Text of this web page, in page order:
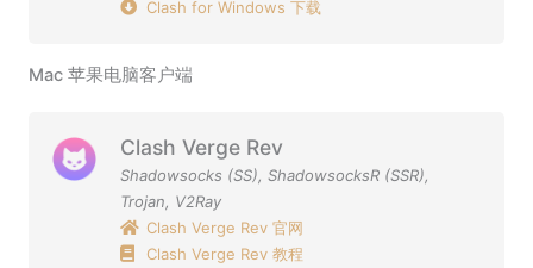
Clash for Windows 下载
Mac 苹果电脑客户端
Clash Verge Rev
Shadowsocks (SS), ShadowsocksR (SSR),
Trojan, V2Ray
Clash Verge Rev 官网
Clash Verge Rev 教程